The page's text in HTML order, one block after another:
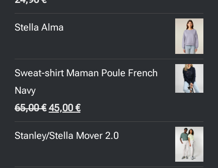
Stella Alma
Sweat-shirt Maman Poule French
Navy
65,00€ Le
prix
initial
45,00€Le
prix
actuel
Stanley/Stella Mover 2.0